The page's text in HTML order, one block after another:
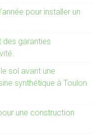
pour installer un
des garanties
sol avant une
synthétique à Toulon
une construction